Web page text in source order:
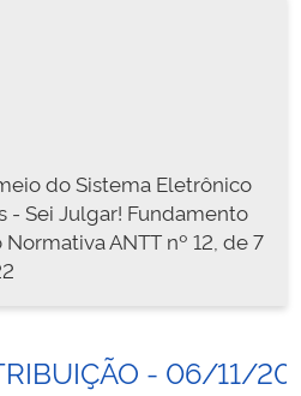
do Sistema Eletrônico
- Sei Julgar! Fundamento
ANTT nº 12, de 7
- 06/11/